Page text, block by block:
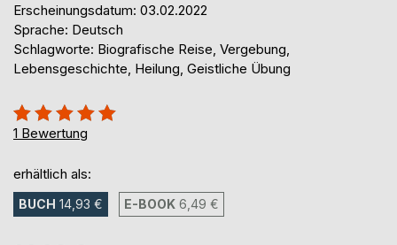
Erscheinungsdatum: 03.02.2022
Sprache: Deutsch
Schlagworte: Biografische Reise, Vergebung,
Lebensgeschichte, Heilung, Geistliche Übung
Bewertung::
100%
1 Bewertung
erhältlich als:
BUCH 14,93 € E-BOOK 6,49 €